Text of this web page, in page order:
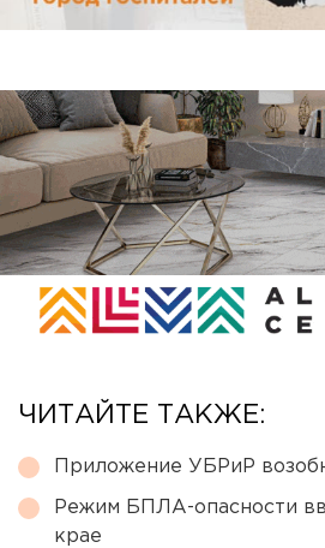
ЧИТАЙТЕ ТАКЖЕ:
Приложение УБРиР
Режим БПЛА-опасности
крае